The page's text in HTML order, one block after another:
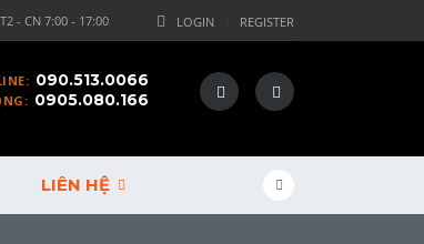
LOGIN REGISTER
T2 - CN 7:00 - 17:00
090.513.0066
0905.080.166
LIÊN HỆ